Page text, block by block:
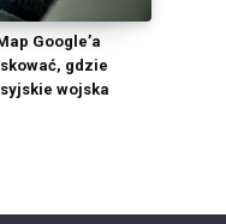
Google’a
gdzie
wojska